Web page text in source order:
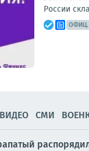
России
ОФИЦ.
ВИДЕО СМИ